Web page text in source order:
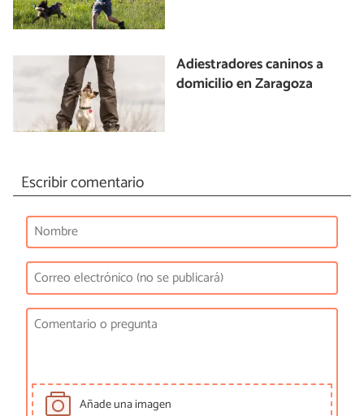
Adiestradores caninos a
domicilio en Zaragoza
Escribir comentario
Añade una imagen